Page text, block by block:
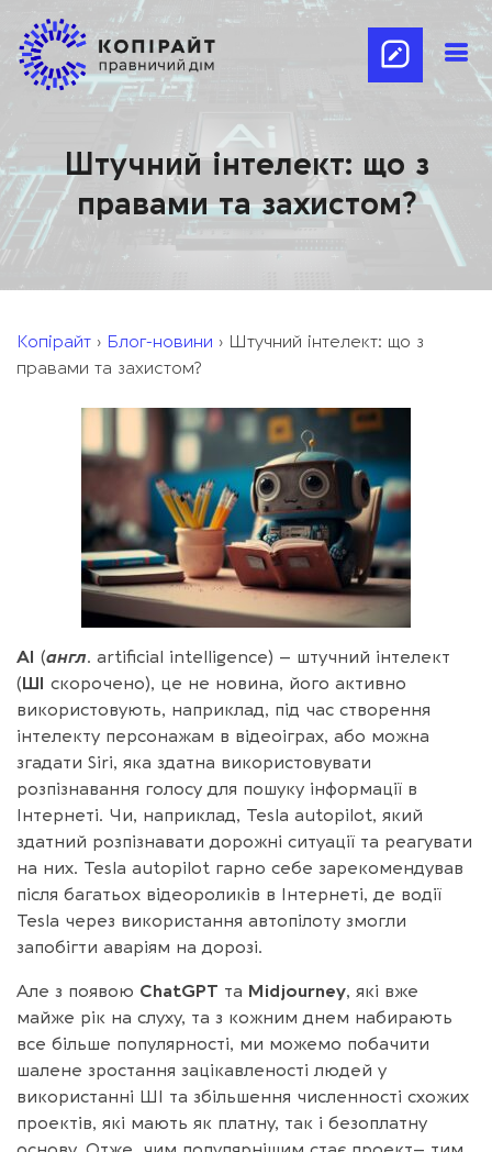
Штучний інтелект: що з
правами та захистом?
Копірайт › Блог-новини › Штучний інтелект: що з
правами та захистом?
AI (англ. artificial intelligence) – штучний інтелект
(ШІ скорочено), це не новина, його активно
використовують, наприклад, під час створення
інтелекту персонажам в відеоіграх, або можна
згадати Siri, яка здатна використовувати
розпізнавання голосу для пошуку інформації в
Інтернеті. Чи, наприклад, Tesla autopilot, який
здатний розпізнавати дорожні ситуації та реагувати
на них. Tesla autopilot гарно себе зарекомендував
після багатьох відеороликів в Інтернеті, де водії
Tesla через використання автопілоту змогли
запобігти аваріям на дорозі.
Але з появою ChatGPT та Midjourney, які вже
майже рік на слуху, та з кожним днем набирають
все більше популярності, ми можемо побачити
шалене зростання зацікавленості людей у
використанні ШІ та збільшення численності схожих
проектів, які мають як платну, так і безоплатну